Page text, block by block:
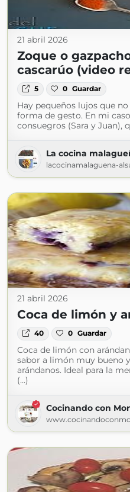
21 abril 2026
Zoque o
cascarúo (video
5 0 Guardar
Hay pequeños lujos que
forma de gesto. En mi
consuegros (Sara y Juan),
La cocina
lacocinamalaguena-
21 abril 2026
Coca de limón y
40 0 Guardar
Coca de limón con
sabor a limón muy bueno
arándanos. Ideal para la
(...)
Cocinando con